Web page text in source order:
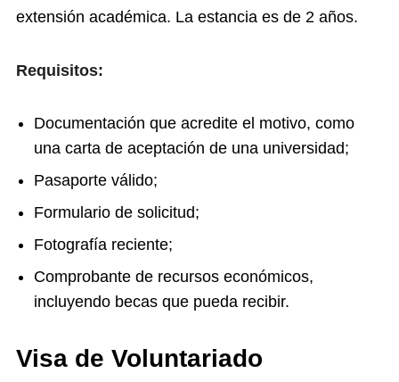
extensión académica. La estancia es de 2 años.
Requisitos:
Documentación que acredite el motivo, como
una carta de aceptación de una universidad;
Pasaporte válido;
Formulario de solicitud;
Fotografía reciente;
Comprobante de recursos económicos,
incluyendo becas que pueda recibir.
Visa de Voluntariado